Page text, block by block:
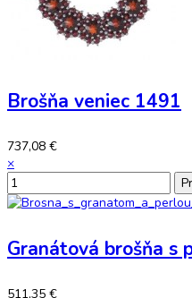
Brošňa veniec 1491
737,08 €
×
Granátová brošňa s
511,35 €